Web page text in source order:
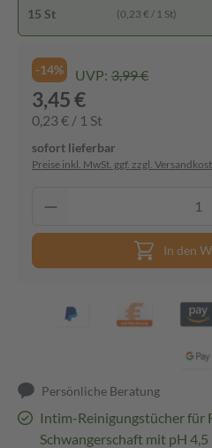
15 St (0,23 € / 1 St)
-14% UVP: 3,99 €
3,45 €
0,23 € / 1 St
sofort lieferbar
Preise inkl. MwSt. ggf. zzgl.
In den
Persönliche Beratung
Intim-Reinigungstücher für
Schwangerschaft mit pH 4,5